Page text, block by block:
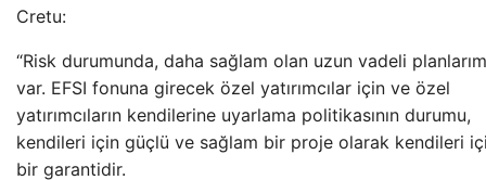
Cretu:
“Risk durumunda, daha sağlam olan uzun vadeli
var. EFSI fonuna girecek özel yatırımcılar için ve özel
yatırımcıların kendilerine uyarlama politikasının durumu,
kendileri için güçlü ve sağlam bir proje olarak kendileri
bir garantidir.